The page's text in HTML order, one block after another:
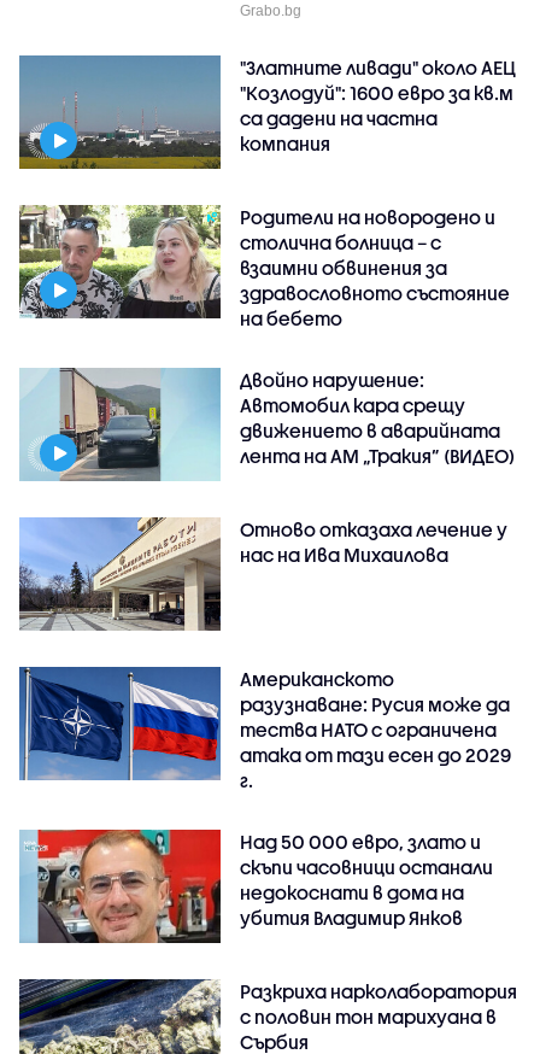
Grabo.bg
"Златните ливади" около АЕЦ
"Козлодуй": 1600 евро за кв.м
са дадени на частна
компания
Родители на новородено и
столична болница – с
взаимни обвинения за
здравословното състояние
на бебето
Двойно нарушение:
Автомобил кара срещу
движението в аварийната
лента на АМ „Тракия” (ВИДЕО)
Отново отказаха лечение у
нас на Ива Михаилова
Американското
разузнаване: Русия може да
тества НАТО с ограничена
атака от тази есен до 2029
г.
Над 50 000 евро, злато и
скъпи часовници останали
недокоснати в дома на
убития Владимир Янков
Разкриха нарколаборатория
с половин тон марихуана в
Сърбия